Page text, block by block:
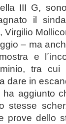
III G,
il
– ma
e
tra cui
dare in
aggiunto
stesse
prove dello